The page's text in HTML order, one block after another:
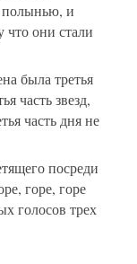
полынью, и
что они стали
была третья
часть звезд,
часть дня не
посреди
горе, горе
голосов трех